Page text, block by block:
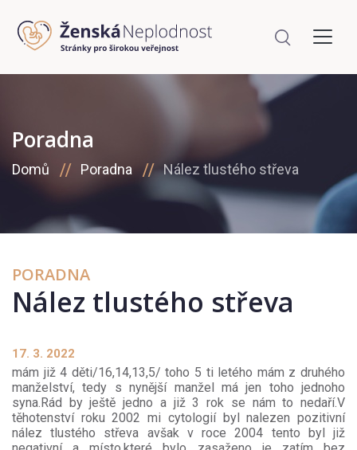
Poradna
Domů Poradna Nález tlustého střeva
PORADNA
Nález tlustého střeva
17. 3. 2022
mám již 4 děti/16,14,13,5/ toho 5 ti letého mám z druhého
manželství, tedy s nynější manžel má jen toho jednoho
syna.Rád by ještě jedno a již 3 rok se nám to nedaří.V
těhotenství roku 2002 mi cytologií byl nalezen pozitivní
nález tlustého střeva avšak v roce 2004 tento byl již